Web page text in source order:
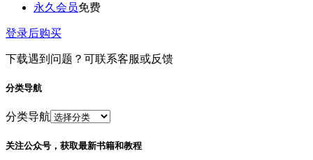
永久会员免费
登录后购买
下载遇到问题？可联系客服或反馈
分类导航
分类导航
关注公众号，获取最新书籍和教程